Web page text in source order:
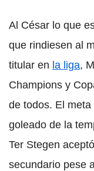
Al César lo que
que rindiesen al
titular en la liga,
Champions y
de todos. El
goleado de la
Ter Stegen
secundario pese